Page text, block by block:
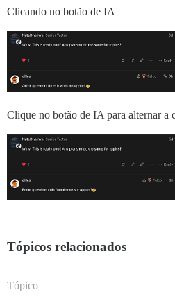
Clicando no botão de IA
Clique no botão de IA para alternar a
Tópicos relacionados
Tópico